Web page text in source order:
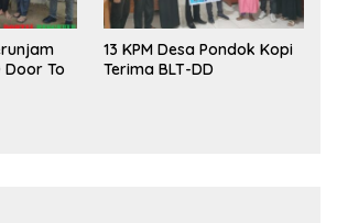
Door To
13 KPM Desa Pondok Kopi
Terima BLT-DD